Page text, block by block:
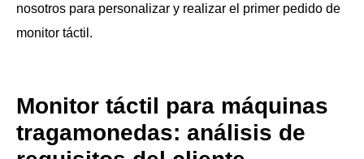
nosotros para personalizar y realizar el primer pedido de
monitor táctil.
Monitor táctil para máquinas
tragamonedas: análisis de